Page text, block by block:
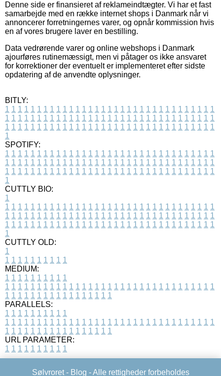
Denne side er finansieret af reklameindtægter. Vi har et fast
samarbejde med en række internet shops i Danmark når vi
annoncerer forretningernes varer, og opnår kommission hvis
en af vores brugere laver en bestilling.
Data vedrørende varer og online webshops i Danmark
ajourføres rutinemæssigt, men vi påtager os ikke ansvaret
for korrektioner der eventuelt er implementeret efter sidste
opdatering af de anvendte oplysninger.
BITLY:
1 1 1 1 1 1 1 1 1 1 1 1 1 1 1 1 1 1 1 1 1 1 1 1 1 1 1 1 1 1 1 1 1
1 1 1 1 1 1 1 1 1 1 1 1 1 1 1 1 1 1 1 1 1 1 1 1 1 1 1 1 1 1 1 1 1
1 1 1 1 1 1 1 1 1 1 1 1 1 1 1 1 1 1 1 1 1 1 1 1 1 1 1 1 1 1 1 1 1
1
SPOTIFY:
1 1 1 1 1 1 1 1 1 1 1 1 1 1 1 1 1 1 1 1 1 1 1 1 1 1 1 1 1 1 1 1 1
1 1 1 1 1 1 1 1 1 1 1 1 1 1 1 1 1 1 1 1 1 1 1 1 1 1 1 1 1 1 1 1 1
1 1 1 1 1 1 1 1 1 1 1 1 1 1 1 1 1 1 1 1 1 1 1 1 1 1 1 1 1 1 1 1 1
1
CUTTLY BIO:
1
1 1 1 1 1 1 1 1 1 1 1 1 1 1 1 1 1 1 1 1 1 1 1 1 1 1 1 1 1 1 1 1 1
1 1 1 1 1 1 1 1 1 1 1 1 1 1 1 1 1 1 1 1 1 1 1 1 1 1 1 1 1 1 1 1 1
1 1 1 1 1 1 1 1 1 1 1 1 1 1 1 1 1 1 1 1 1 1 1 1 1 1 1 1 1 1 1 1 1
1
CUTTLY OLD:
1
1 1 1 1 1 1 1 1 1 1
MEDIUM:
1 1 1 1 1 1 1 1 1 1
1 1 1 1 1 1 1 1 1 1 1 1 1 1 1 1 1 1 1 1 1 1 1 1 1 1 1 1 1 1 1 1 1
1 1 1 1 1 1 1 1 1 1 1 1 1 1 1 1 1
PARALLELS:
1 1 1 1 1 1 1 1 1 1
1 1 1 1 1 1 1 1 1 1 1 1 1 1 1 1 1 1 1 1 1 1 1 1 1 1 1 1 1 1 1 1 1
1 1 1 1 1 1 1 1 1 1 1 1 1 1 1 1 1
URL PARAMETER:
1 1 1 1 1 1 1 1 1 1
Sølvroret - Blog - Alle rettigheder forbeholdes